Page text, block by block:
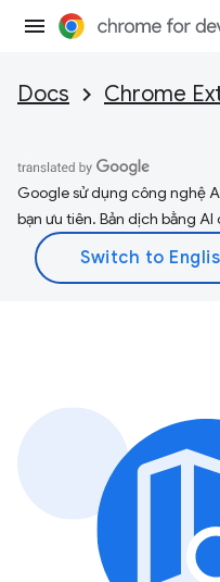
Docs Chrome
Google sử dụng công nghệ
bạn ưu tiên. Bản dịch bằng AI